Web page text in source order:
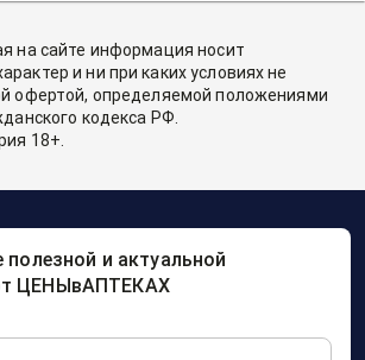
на сайте информация носит
и ни при каких условиях не
офертой, определяемой положениями
кодекса РФ.
18+.
полезной и актуальной
ЦЕНЫвАПТЕКАХ